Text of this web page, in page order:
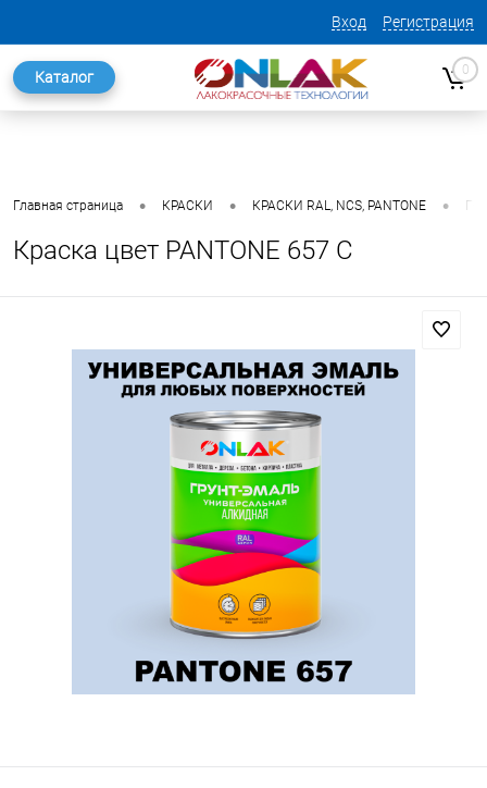
Вход Регистрация
Каталог 0
Главная страница • КРАСКИ • КРАСКИ RAL, NCS, PANTONE •
Краска цвет PANTONE 657 C